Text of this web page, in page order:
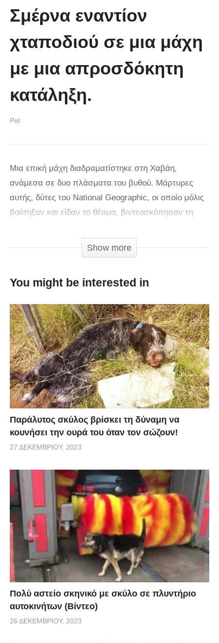
στον κόσμο!! (Video)
Σμέρνα εναντίον
χταποδιού σε μια μάχη
με μια απροσδόκητη
κατάληξη.
Pet
Μια επική μάχη διαδραματίστηκε στη Χαβάη,
ανάμεσα σε δυο πλάσματα του βυθού. Μάρτυρες
αυτής, δύτες του National Geographic, οι οποίο μόλις
βούτηξαν και είδαν το θέαμα, βιντεοσκόπησαν τη
έδωσαν μια σμέρνα και ένα χταπόδι. Η σμέρνα
προσπαθούσε να τραφεί με το χταπόδι, με το
πιθανότητες.
Τελικά, όπως συμβαίνει συνήθως σε αυτές τις
περιπτώσεις, το χταπόδι αναγκάστηκε να θυσιάσει
ένα από τα οκτώ μέλη του για να γλιτώσει τον βέβαιο
θάνατο και τράπηκε σε φυγή ξαμολώντας το μελάνι
του, θολώνοντας τα νερά. Πεινασμένη όπως ήταν
στράφηκε εκνευρισμένη προς τους δύτες για να βρει
την τροφή της, χωρίς ωστόσο να καταφέρει να
προκαλέσει κάποιο τραύμα.
Show more
You might be interested in
Παράλυτος σκύλος βρίσκει τη δύναμη να
κουνήσει την ουρά του όταν τον σώζουν!
27 ΔΕΚΕΜΒΡΊΟΥ, 2023
Πολύ αστείο σκηνικό με σκύλο σε πλυντήριο
αυτοκινήτων (Βίντεο)
26 ΔΕΚΕΜΒΡΊΟΥ, 2023